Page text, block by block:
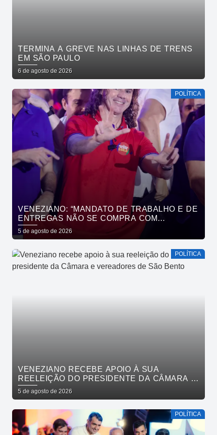
TERMINA A GREVE NAS LINHAS DE TRENS
EM SÃO PAULO
6 de agosto de 2026
POLÍTICA
VENEZIANO: “MANDATO DE TRABALHO E DE
ENTREGAS NÃO SE COMPRA COM
DINHEIRO, SE CONQUISTA COM TRABALHO”
5 de agosto de 2026
POLÍTICA
VENEZIANO RECEBE APOIO À SUA
REELEIÇÃO DO PRESIDENTE DA CÂMARA E
VEREADORES DE SÃO BENTO
5 de agosto de 2026
POLÍTICA